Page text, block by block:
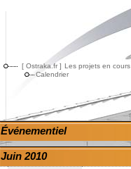
[ Ostraka.fr ] Les projets en cours
Calendrier
Événementiel
Juin 2010